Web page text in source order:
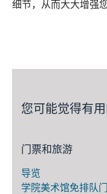
细节，从而大大增强
您可能觉得有
门票和旅游
导览
学院美术馆免排队